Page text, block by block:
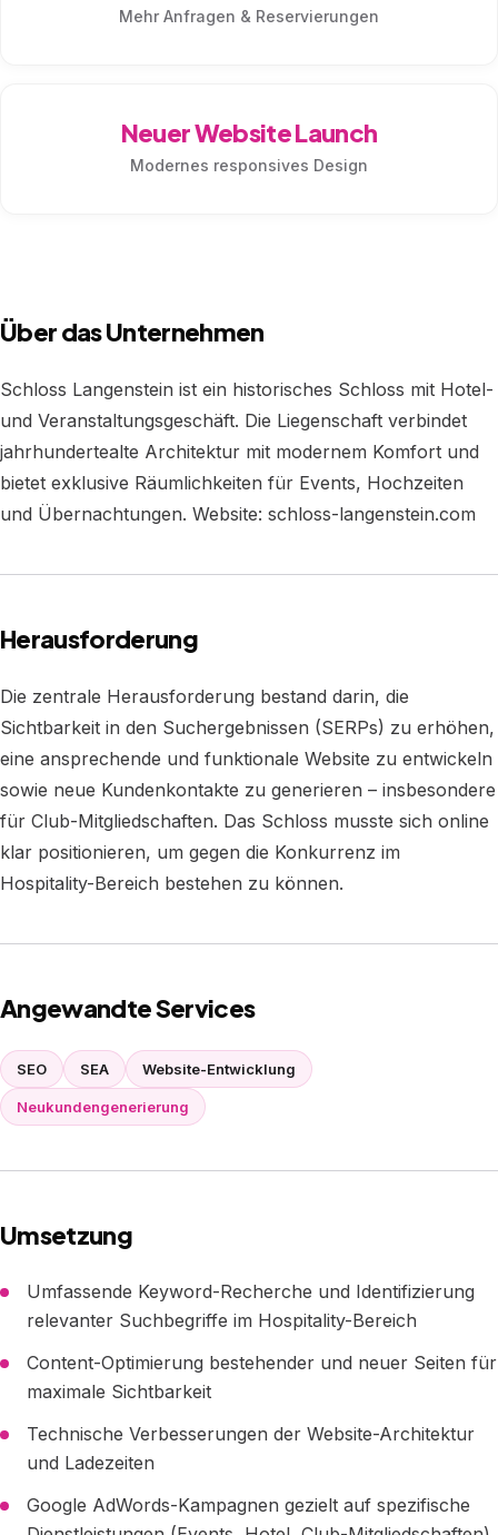
Mehr Anfragen & Reservierungen
Neuer Website Launch
Modernes responsives Design
Über das Unternehmen
Schloss Langenstein ist ein historisches Schloss mit Hotel-
und Veranstaltungsgeschäft. Die Liegenschaft verbindet
jahrhundertealte Architektur mit modernem Komfort und
bietet exklusive Räumlichkeiten für Events, Hochzeiten
und Übernachtungen. Website: schloss-langenstein.com
Herausforderung
Die zentrale Herausforderung bestand darin, die
Sichtbarkeit in den Suchergebnissen (SERPs) zu erhöhen,
eine ansprechende und funktionale Website zu entwickeln
sowie neue Kundenkontakte zu generieren – insbesondere
für Club-Mitgliedschaften. Das Schloss musste sich online
klar positionieren, um gegen die Konkurrenz im
Hospitality-Bereich bestehen zu können.
Angewandte Services
SEO SEA Website-Entwicklung
Neukundengenerierung
Umsetzung
Umfassende Keyword-Recherche und Identifizierung
relevanter Suchbegriffe im Hospitality-Bereich
Content-Optimierung bestehender und neuer Seiten für
maximale Sichtbarkeit
Technische Verbesserungen der Website-Architektur
und Ladezeiten
Google AdWords-Kampagnen gezielt auf spezifische